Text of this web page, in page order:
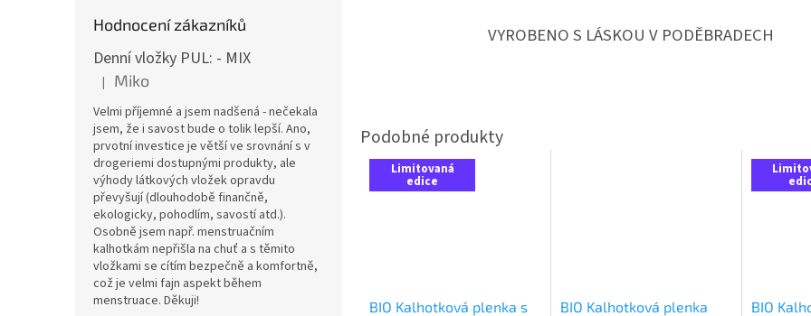
Hodnocení zákazníků
Denní vložky PUL: - MIX
Hodnocení produktu je 5 z 5 hvězdiček.
| Miko
Velmi příjemné a jsem nadšená - nečekala
jsem, že i savost bude o tolik lepší. Ano,
prvotní investice je větší ve srovnání s v
drogeriemi dostupnými produkty, ale
výhody látkových vložek opravdu
převyšují (dlouhodobě finančně,
ekologicky, pohodlím, savostí atd.).
Osobně jsem např. menstruačním
kalhotkám nepřišla na chuť a s těmito
vložkami se cítím bezpečně a komfortně,
což je velmi fajn aspekt během
menstruace. Děkuji!
VYROBENO S LÁSKOU V PODĚBRADECH
Limitovaná
edice
BIO Kalhotková plenka s
BIO Kalhotková plenka
BIO